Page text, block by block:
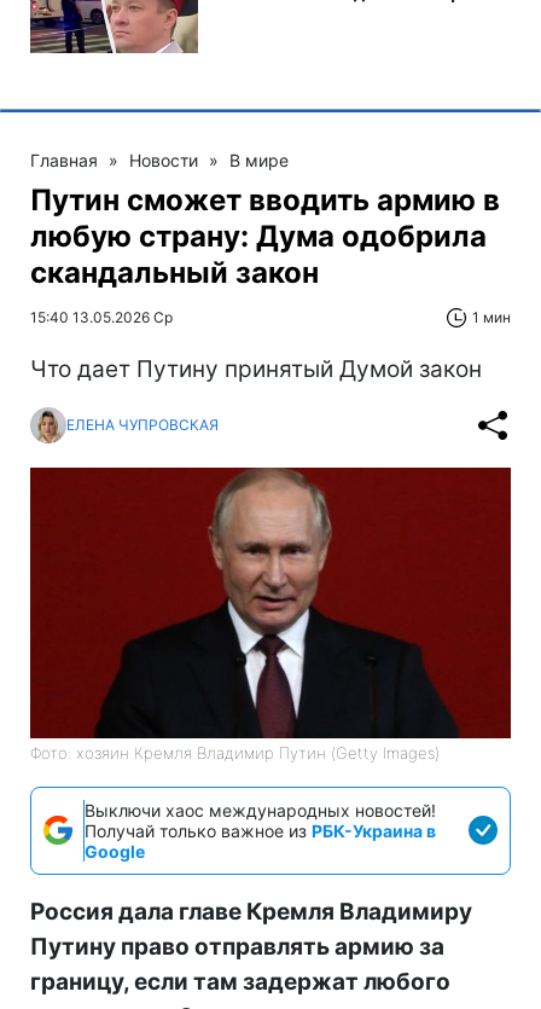
Главная » Новости » В мире
Путин сможет вводить армию в
любую страну: Дума одобрила
скандальный закон
15:40 13.05.2026 Ср 1 мин
Что дает Путину принятый Думой закон
ЕЛЕНА ЧУПРОВСКАЯ
Фото: хозяин Кремля Владимир Путин (Getty Images)
Выключи хаос международных новостей!
Получай только важное из РБК-Украина в
Google
Россия дала главе Кремля Владимиру
Путину право отправлять армию за
границу, если там задержат любого